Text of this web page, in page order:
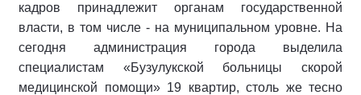
кадров принадлежит органам государственной
власти, в том числе - на муниципальном уровне. На
сегодня администрация города выделила
специалистам «Бузулукской больницы скорой
медицинской помощи» 19 квартир, столь же тесно